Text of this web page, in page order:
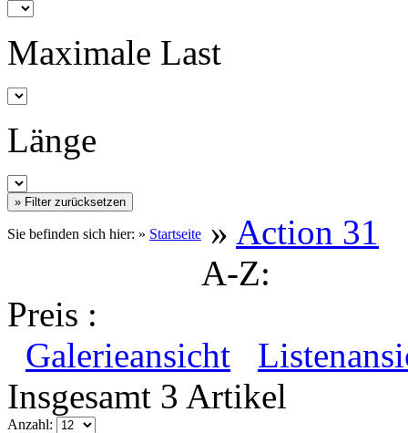
Maximale Last
Länge
Sie befinden sich hier: » Startseite » Action 31
A-Z:
Preis :
Galerieansicht
Insgesamt 3 Artikel
Anzahl: